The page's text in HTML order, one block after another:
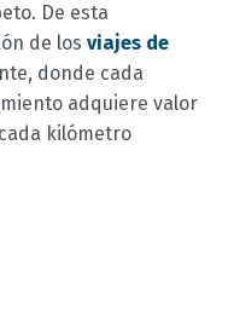
De esta
de losviajes de
donde cada
adquiere valor
kilómetro